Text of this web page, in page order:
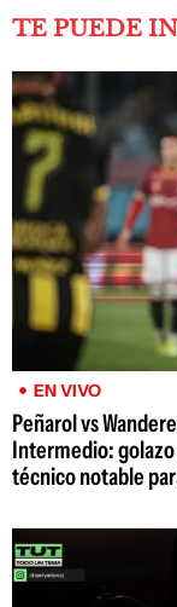
TE PUEDE
EN VIVO
Peñarol vs
Intermedio:
técnico notable